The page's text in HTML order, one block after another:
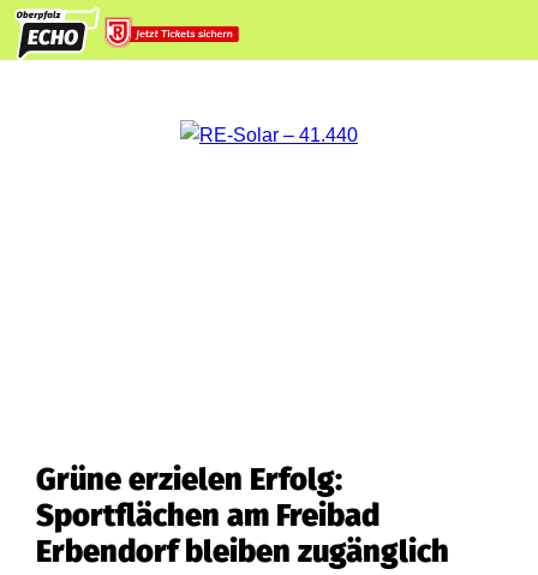
Grüne erzielen Erfolg:
Sportflächen am Freibad
Erbendorf bleiben zugänglich